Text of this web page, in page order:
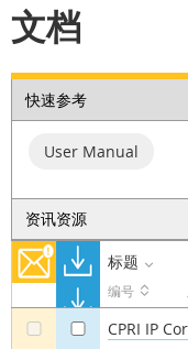
文档
快速参考
User Manual
资讯资源
标题
编号
CPRI IP